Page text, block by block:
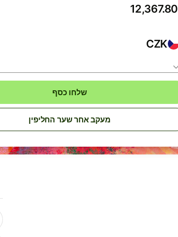
CZK
שלחו כסף
מעקב אחר שער החליפין